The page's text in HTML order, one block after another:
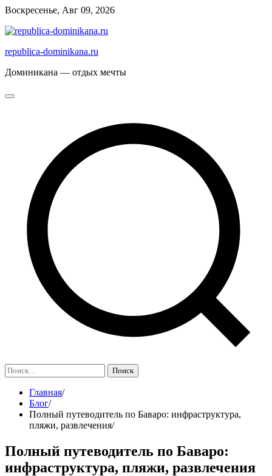
Перейти
содержимому
Воскресенье, Авг 09, 2026
republica-dominikana.ru
Доминикана — отдых мечты
Найти:
Главная
Блог
Полный путеводитель по Баваро: инфраструктура,
пляжи, развлечения
Полный путеводитель по Баваро:
инфраструктура, пляжи, развлечения